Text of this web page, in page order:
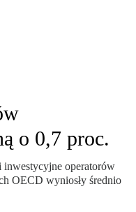
o 0,7 proc.
operatorów
OECD wyniosły średnio